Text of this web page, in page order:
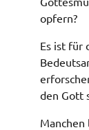
opfern?
Es ist für
den Gott